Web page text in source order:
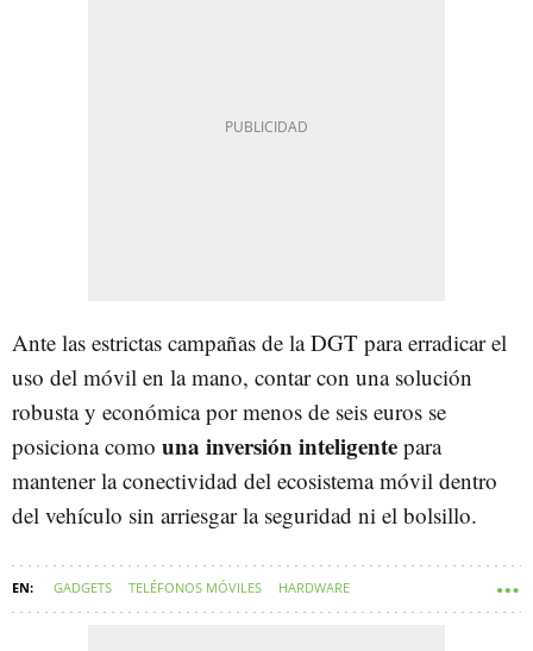
Ante las estrictas campañas de la DGT para erradicar el
uso del móvil en la mano, contar con una solución
robusta y económica por menos de seis euros se
posiciona como una inversión inteligente para
mantener la conectividad del ecosistema móvil dentro
del vehículo sin arriesgar la seguridad ni el bolsillo.
GADGETS TELÉFONOS MÓVILES HARDWARE